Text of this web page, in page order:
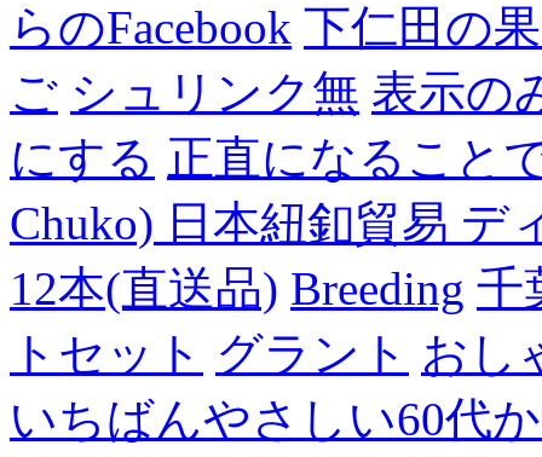
らのFacebook 下仁田の
ご シュリンク無 表示の
にする 正直になること
Chuko) 日本紐釦貿易 デ
12本(直送品) Breeding 千
トセット グラント おし
いちばんやさしい60代